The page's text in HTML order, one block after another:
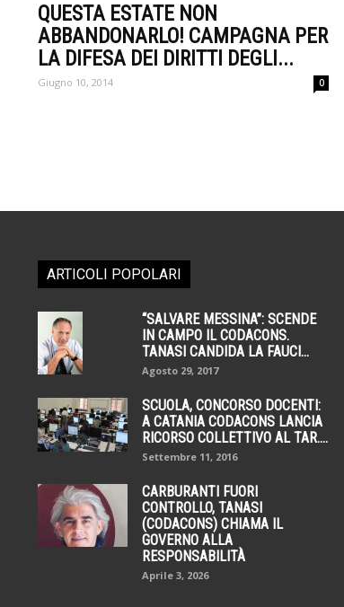
QUESTA ESTATE NON
ABBANDONARLO! CAMPAGNA PER
LA DIFESA DEI DIRITTI DEGLI...
Giugno 10, 2014 0
ARTICOLI POPOLARI
“SALVARE MESSINA”: SCENDE
IN CAMPO IL CODACONS.
TANASI CANDIDA LA FAUCI...
Agosto 29, 2017
SCUOLA, CONCORSO DOCENTI:
A CATANIA CODACONS LANCIA
RICORSO COLLETTIVO AL TAR....
Settembre 11, 2016
CARBURANTI FUORI
CONTROLLO, TANASI
(CODACONS) CHIAMA IL
GOVERNO ALLA
RESPONSABILITÀ
Aprile 3, 2026